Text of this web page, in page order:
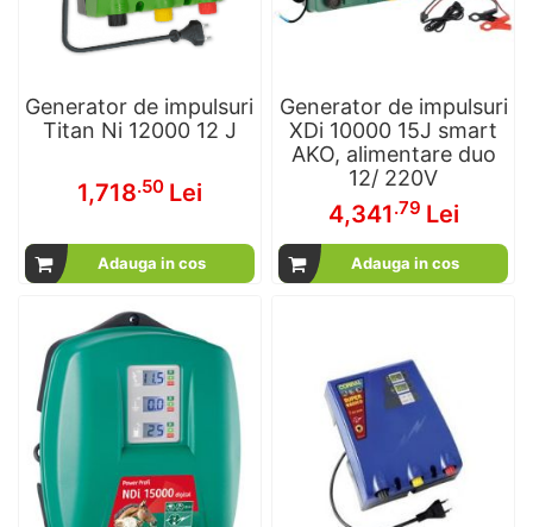
Generator de impulsuri
Titan Ni 12000 12 J
1,718.50 Lei
Adauga in cos
Generator de impulsuri
XDi 10000 15J smart
AKO, alimentare duo
12/ 220V
4,341.79 Lei
Adauga in cos